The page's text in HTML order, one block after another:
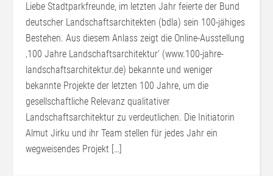
Liebe Stadtparkfreunde, im letzten Jahr feierte der Bund
deutscher Landschaftsarchitekten (bdla) sein 100-jähiges
Bestehen. Aus diesem Anlass zeigt die Online-Ausstellung
‚100 Jahre Landschaftsarchitektur‘ (www.100-jahre-
landschaftsarchitektur.de) bekannte und weniger
bekannte Projekte der letzten 100 Jahre, um die
gesellschaftliche Relevanz qualitativer
Landschaftsarchitektur zu verdeutlichen. Die Initiatorin
Almut Jirku und ihr Team stellen für jedes Jahr ein
wegweisendes Projekt […]